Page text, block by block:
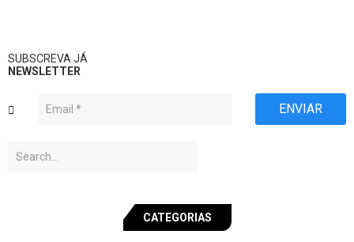
SUBSCREVA JÁ
NEWSLETTER
ENVIAR
CATEGORIAS